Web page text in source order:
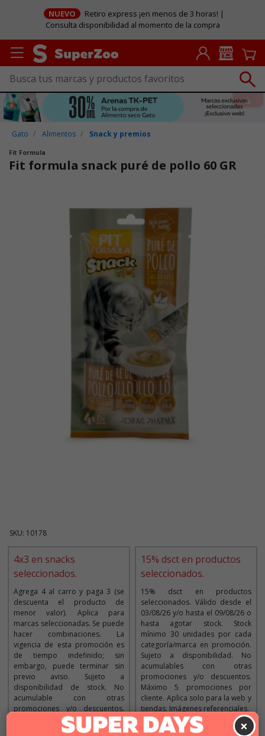
NUEVO
Retiro express ¡en menos de 3 horas! |
Consulta disponibilidad al momento de la compra
Gato Alimentos Snack y premios
Fit Formula
Fit formula snack puré de pollo 60 GR
SKU: 10178
4x3 en snacks
seleccionados.
Agrega 4 al carro y paga 3 (se
descuenta el producto de
menor valor). Aplica para
marcas seleccionadas. Se puede
hacer combinaciones. La
vigencia de esta promoción es
de tiempo indefinido; sin
embargo, puede terminar sin
previo aviso. Sujeto a
disponibilidad de stock. No
acumulable con otras
promociones y/o descuentos.
Imágenes referenciales
15% dsct en productos
seleccionados.
15% dsct en productos
seleccionados. Válido desde el
03/08/26 y/o hasta el 09/08/26 o
hasta agotar stock. Stock
mínimo 30 unidades por cada
categoría/marca en promoción.
Sujeto a disponibilidad. No
acumulables con otras
promociones y/o descuentos.
Máximo 5 promociones por
cliente. Aplica solo para la web y
tiendas. Imágenes referenciales.
×